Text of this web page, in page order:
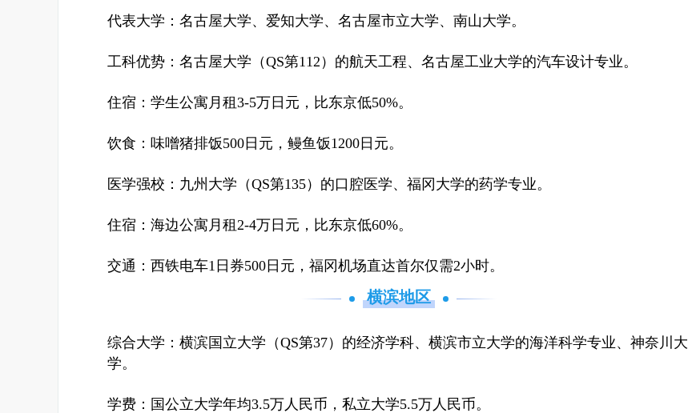
代表大学：名古屋大学、爱知大学、名古屋市立大学、南山大学。
工科优势：名古屋大学（QS第112）的航天工程、名古屋工业大学的汽车设计专业。
住宿：学生公寓月租3-5万日元，比东京低50%。
饮食：味噌猪排饭500日元，鳗鱼饭1200日元。
医学强校：九州大学（QS第135）的口腔医学、福冈大学的药学专业。
住宿：海边公寓月租2-4万日元，比东京低60%。
交通：西铁电车1日券500日元，福冈机场直达首尔仅需2小时。
横滨地区
综合大学：横滨国立大学（QS第37）的经济学科、横滨市立大学的海洋科学专业、神奈川大
学。
学费：国公立大学年均3.5万人民币，私立大学5.5万人民币。